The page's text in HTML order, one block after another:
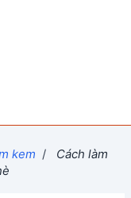
kem /
Cách làm